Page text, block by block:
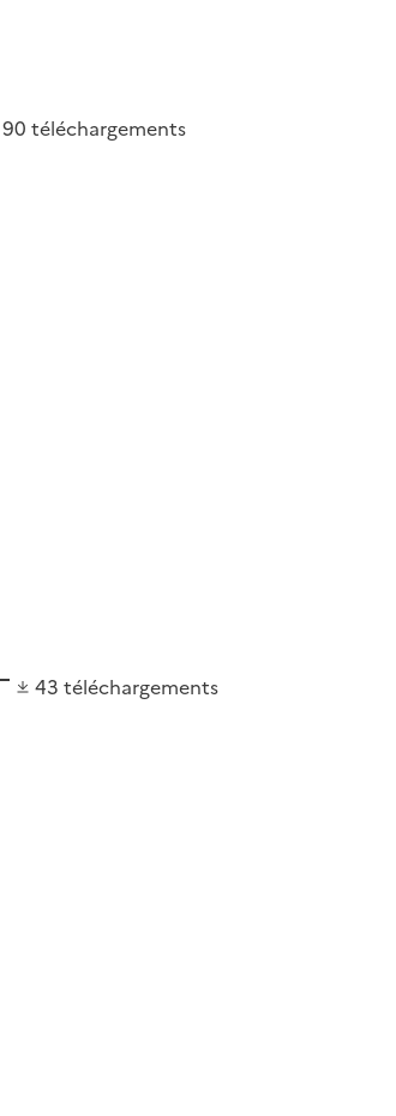
90 téléchargements
43 téléchargements